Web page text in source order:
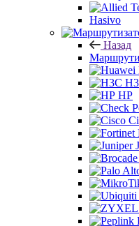
Hasivo
Назад
HP